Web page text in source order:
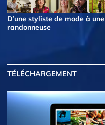
D’une styliste de mode à une
randonneuse
TÉLÉCHARGEMENT